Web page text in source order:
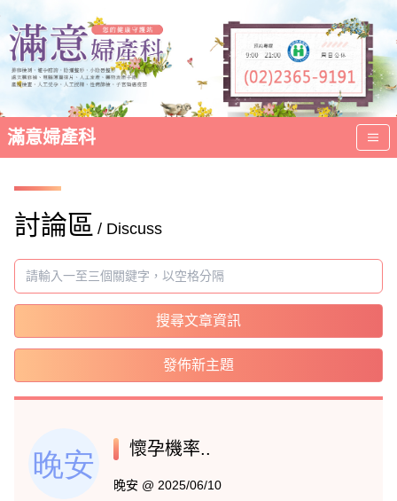
滿意婦產科
討論區 / Discuss
搜尋文章資訊
發佈新主題
懷孕機率..
晚安 @ 2025/06/10